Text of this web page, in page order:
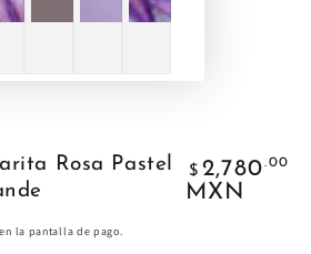
Rosa Pastel
Precio
regular
$ 2,780.00
MXN
la pantalla de pago.